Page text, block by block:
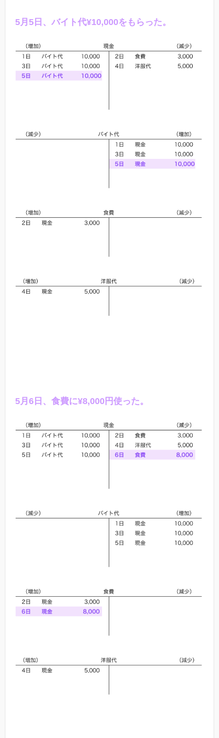
5月 5 日、バイト代¥10,000をもらった。
5月 6 日、食費に¥8,000 円使った。